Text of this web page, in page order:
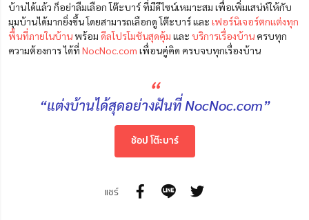
บ้านได้แล้ว ก็อย่าลืมเลือก โต๊ะบาร์ ที่มีดีไซน์เหมาะสม เพื่อเพิ่มเสน่ห์ให้กับ
มุมบ้านได้มากยิ่งขึ้น โดยสามารถเลือกดู โต๊ะบาร์ และ เฟอร์นิเจอร์ตกแต่งทุก
พื้นที่ภายในบ้านพร้อม ดีลโปรโมชันสุดคุ้ม และ บริการเรื่องบ้าน ครบทุก
ความต้องการ ได้ที่ NocNoc.com เพื่อนคู่คิด ครบจบทุกเรื่องบ้าน
“
“แต่งบ้านได้สุดอย่างฝันที่ NocNoc.com”
ช้อป โต๊ะบาร์
แชร์